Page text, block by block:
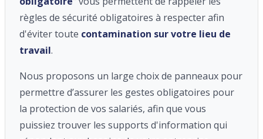
règles de sécurité obligatoires à respecter afin
d'éviter toute contamination sur votre lieu de
travail.
Nous proposons un large choix de panneaux pour
permettre d’assurer les gestes obligatoires pour
la protection de vos salariés, afin que vous
puissiez trouver les supports d'information qui